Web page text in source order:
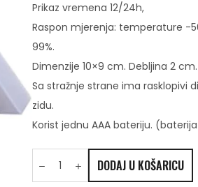
Prikaz vremena 12/24h,
Raspon mjerenja: temperature -
99%.
Dimenzije 10×9 cm. Debljina 2 cm.
Sa stražnje strane ima rasklopivi
zidu.
Korist jednu AAA bateriju.
DODAJ U KOŠARICU